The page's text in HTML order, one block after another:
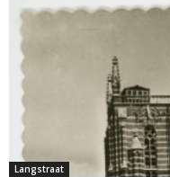
Langstraat